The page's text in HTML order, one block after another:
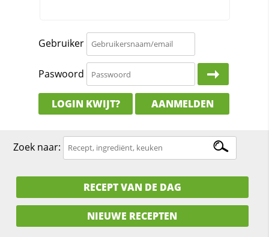
Gebruiker
Paswoord
LOGIN KWIJT? AANMELDEN
Zoek naar:
RECEPT VAN DE DAG
NIEUWE RECEPTEN